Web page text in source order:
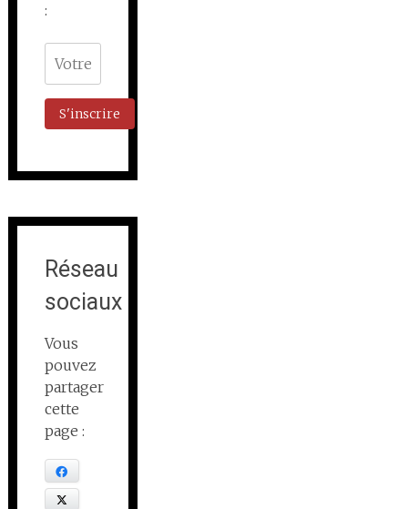
:
Réseau
sociaux
Vous
pouvez
partager
cette
page :